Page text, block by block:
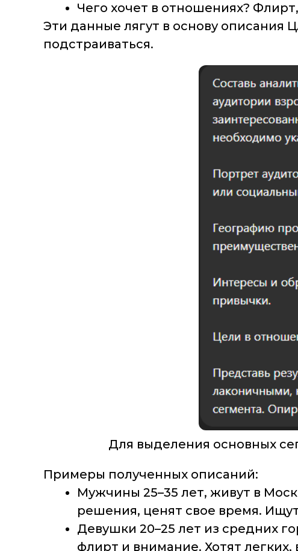
Чего хочет в отношениях?
Эти данные лягут в основу описания
подстраиваться.
Для выделения основных
Примеры полученных описаний:
Мужчины 25–35 лет, живут в
решения, ценят свое время.
Девушки 20–25 лет из средних
флирт и внимание. Хотят легких,